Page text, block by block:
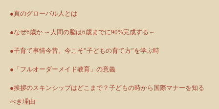
●真のグローバル人とは
●なぜ6歳か ～人間の脳は6歳までに90%完成する～
●子育て事情今昔。今こそ”子どもの育て方”を学ぶ時
●「フルオーダーメイド教育」の意義
●挨拶のスキンシップはどこまで？子どもの時から国際マナーを知る
べき理由